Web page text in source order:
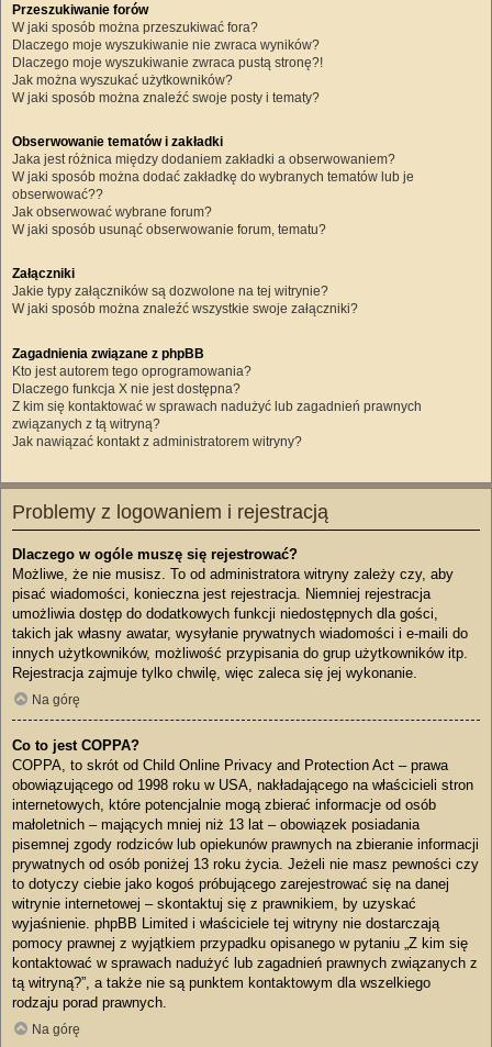
Przeszukiwanie forów
W jaki sposób można przeszukiwać fora?
Dlaczego moje wyszukiwanie nie zwraca wyników?
Dlaczego moje wyszukiwanie zwraca pustą stronę?!
Jak można wyszukać użytkowników?
W jaki sposób można znaleźć swoje posty i tematy?
Obserwowanie tematów i zakładki
Jaka jest różnica między dodaniem zakładki a obserwowaniem?
W jaki sposób można dodać zakładkę do wybranych tematów lub je
obserwować??
Jak obserwować wybrane forum?
W jaki sposób usunąć obserwowanie forum, tematu?
Załączniki
Jakie typy załączników są dozwolone na tej witrynie?
W jaki sposób można znaleźć wszystkie swoje załączniki?
Zagadnienia związane z phpBB
Kto jest autorem tego oprogramowania?
Dlaczego funkcja X nie jest dostępna?
Z kim się kontaktować w sprawach nadużyć lub zagadnień prawnych
związanych z tą witryną?
Jak nawiązać kontakt z administratorem witryny?
Problemy z logowaniem i rejestracją
Dlaczego w ogóle muszę się rejestrować?
Możliwe, że nie musisz. To od administratora witryny zależy czy, aby
pisać wiadomości, konieczna jest rejestracja. Niemniej rejestracja
umożliwia dostęp do dodatkowych funkcji niedostępnych dla gości,
takich jak własny awatar, wysyłanie prywatnych wiadomości i e-maili do
innych użytkowników, możliwość przypisania do grup użytkowników itp.
Rejestracja zajmuje tylko chwilę, więc zaleca się jej wykonanie.
Na górę
Co to jest COPPA?
COPPA, to skrót od Child Online Privacy and Protection Act – prawa
obowiązującego od 1998 roku w USA, nakładającego na właścicieli stron
internetowych, które potencjalnie mogą zbierać informacje od osób
małoletnich – mających mniej niż 13 lat – obowiązek posiadania
pisemnej zgody rodziców lub opiekunów prawnych na zbieranie informacji
prywatnych od osób poniżej 13 roku życia. Jeżeli nie masz pewności czy
to dotyczy ciebie jako kogoś próbującego zarejestrować się na danej
witrynie internetowej – skontaktuj się z prawnikiem, by uzyskać
wyjaśnienie. phpBB Limited i właściciele tej witryny nie dostarczają
pomocy prawnej z wyjątkiem przypadku opisanego w pytaniu „Z kim się
kontaktować w sprawach nadużyć lub zagadnień prawnych związanych z
tą witryną?”, a także nie są punktem kontaktowym dla wszelkiego
rodzaju porad prawnych.
Na górę